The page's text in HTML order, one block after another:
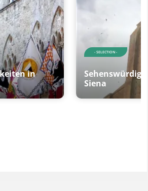
in
- SELECTION -
Siena